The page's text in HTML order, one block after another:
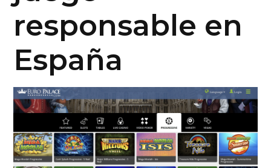
responsable en
España